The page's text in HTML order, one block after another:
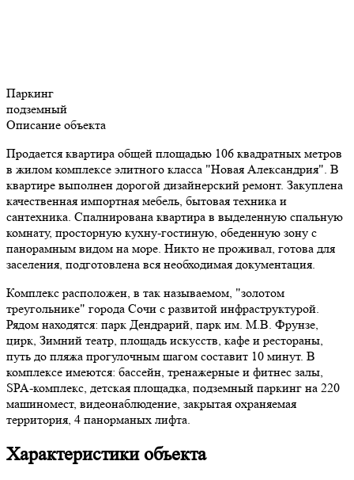
Паркинг
подземный
Описание объекта
Продается квартира общей площадью 106 квадратных метров
в жилом комплексе элитного класса "Новая Александрия". В
квартире выполнен дорогой дизайнерский ремонт. Закуплена
качественная импортная мебель, бытовая техника и
сантехника. Спалнирована квартира в выделенную спальную
комнату, просторную кухну-гостиную, обеденную зону с
панорамным видом на море. Никто не проживал, готова для
заселения, подготовлена вся необходимая документация.
Комплекс расположен, в так называемом, "золотом
треугольнике" города Сочи с развитой инфраструктурой.
Рядом находятся: парк Дендрарий, парк им. М.В. Фрунзе,
цирк, Зимний театр, площадь искусств, кафе и рестораны,
путь до пляжа прогулочным шагом составит 10 минут. В
комплексе имеются: бассейн, тренажерные и фитнес залы,
SPA-комплекс, детская площадка, подземный паркинг на 220
машиномест, видеонаблюдение, закрытая охраняемая
территория, 4 панорманых лифта.
Характеристики объекта